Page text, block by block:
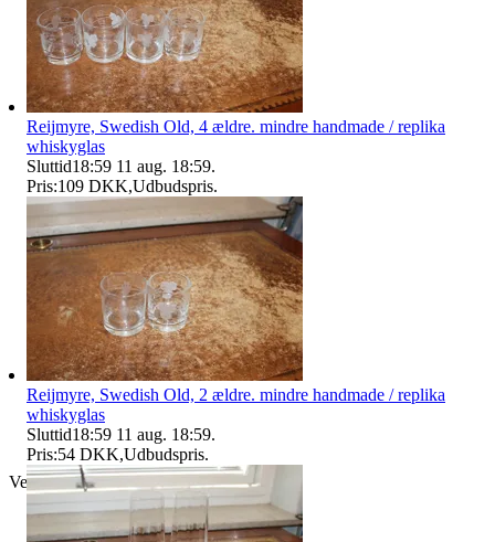
Verificeret
Reijmyre, Swedish Old, 4 ældre. mindre handmade / replika
whiskyglas
Sluttid18:59 11 aug. 18:59.
Pris:109 DKK,Udbudspris.
Reijmyre, Swedish Old, 2 ældre. mindre handmade / replika
whiskyglas
Sluttid18:59 11 aug. 18:59.
Pris:54 DKK,Udbudspris.